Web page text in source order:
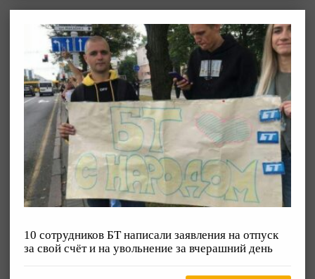
10 сотрудников БТ написали заявления на отпуск
за свой счёт и на увольнение за вчерашний день